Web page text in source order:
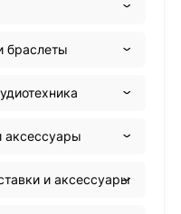
браслеты
аксессуары
и аксессуары